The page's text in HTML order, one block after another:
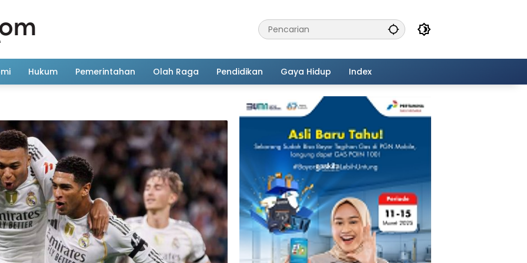
Hukum Pemerintahan Olah Raga Pendidikan Gaya Hidup Index